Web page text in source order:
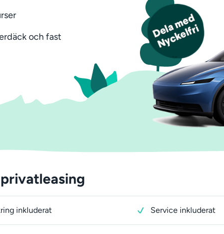
och fast
inkluderat Service inkluderat